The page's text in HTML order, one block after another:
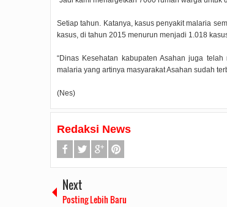
Setiap tahun. Katanya, kasus penyakit malaria
kasus, di tahun 2015 menurun menjadi 1.018
“Dinas Kesehatan kabupaten Asahan juga
malaria yang artinya masyarakat Asahan sudah
(Nes)
Redaksi News
Next
Posting Lebih Baru